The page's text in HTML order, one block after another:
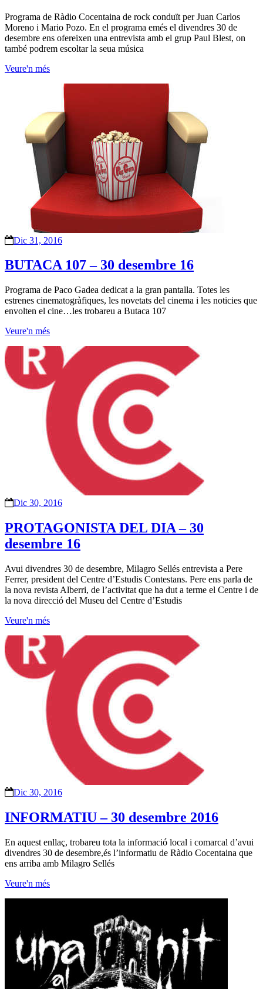
Programa de Ràdio Cocentaina de rock conduït per Juan Carlos
Moreno i Mario Pozo. En el programa emés el divendres 30 de
desembre ens ofereixen una entrevista amb el grup Paul Blest, on
també podrem escoltar la seua música
Veure'n més
Dic 31, 2016
BUTACA 107 – 30 desembre 16
Programa de Paco Gadea dedicat a la gran pantalla. Totes les
estrenes cinematogràfiques, les novetats del cinema i les noticies que
envolten el cine…les trobareu a Butaca 107
Veure'n més
Dic 30, 2016
PROTAGONISTA DEL DIA – 30
desembre 16
Avui divendres 30 de desembre, Milagro Sellés entrevista a Pere
Ferrer, president del Centre d’Estudis Contestans. Pere ens parla de
la nova revista Alberri, de l’activitat que ha dut a terme el Centre i de
la nova direcció del Museu del Centre d’Estudis
Veure'n més
Dic 30, 2016
INFORMATIU – 30 desembre 2016
En aquest enllaç, trobareu tota la informació local i comarcal d’avui
divendres 30 de desembre,és l’informatiu de Ràdio Cocentaina que
ens arriba amb Milagro Sellés
Veure'n més